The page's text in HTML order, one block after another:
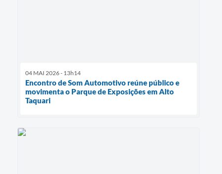
04 MAI 2026 - 13h14
Encontro de Som Automotivo reúne público e
movimenta o Parque de Exposições em Alto
Taquari